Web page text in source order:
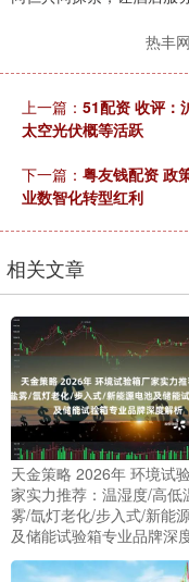
热丰
上一篇： 51配资 收评：
太空光伏概等活跃
下一篇： 粤友钱配资 政
业数智化转型红利
相关文章
天金策略 2026年 环境试
家实力推荐：温湿度/高低
雾/氙灯老化/步入式/新能
及储能试验箱专业品牌深